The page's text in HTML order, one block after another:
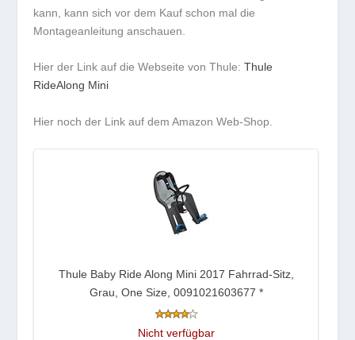
kann, kann sich vor dem Kauf schon mal die
Montageanleitung anschauen.
Hier der Link auf die Webseite von Thule:Thule
RideAlong Mini
Hier noch der Link auf dem Amazon Web-Shop.
Thule Baby Ride Along Mini 2017 Fahrrad-Sitz,
Grau, One Size, 0091021603677 *
Nicht verfügbar